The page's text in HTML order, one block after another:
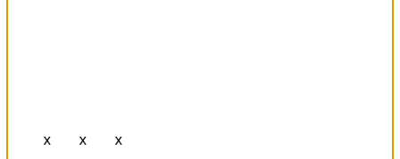
    x   x   x